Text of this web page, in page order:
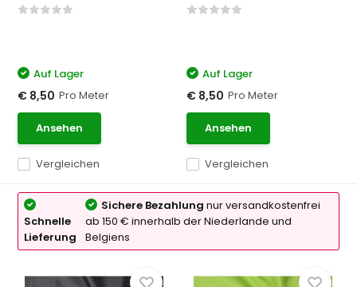
Vergleichen
Auf Lager
€ 8,50 Pro Meter
Ansehen
Vergleichen
Auf Lager
€ 8,50 Pro Meter
Ansehen
Schnelle
Lieferung
Sichere Bezahlung nur versandkostenfrei
ab 150 € innerhalb der Niederlande und
Belgiens